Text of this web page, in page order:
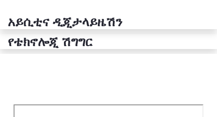
የቴክኖሎጂ ሽግግር